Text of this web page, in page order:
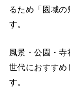
るため「圏域
す。
風景・公園・
世代におすす
す。